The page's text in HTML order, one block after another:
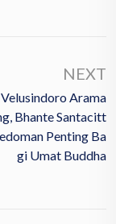
NEXT
Arama
Bhante Santacitt
Penting Ba
Gi Umat Buddha